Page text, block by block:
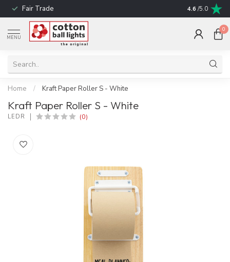
Fair Trade ! No shipping
4.6 /5.0
MENU
0
Home / Kraft Paper Roller S - White
Kraft Paper Roller S - White
LEDR (0)